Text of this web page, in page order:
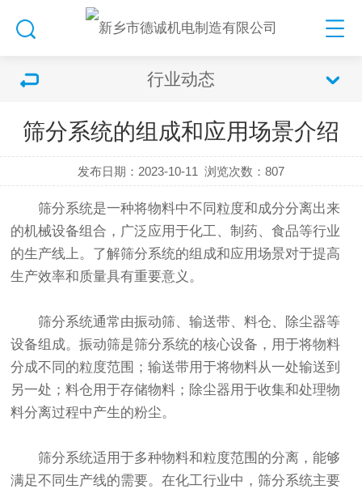
行业动态
筛分系统的组成和应用场景介绍
发布日期：2023-10-11 浏览次数：807
筛分系统是一种将物料中不同粒度和成分分离出来
的机械设备组合，广泛应用于化工、制药、食品等行业
的生产线上。了解筛分系统的组成和应用场景对于提高
生产效率和质量具有重要意义。
筛分系统通常由振动筛、输送带、料仓、除尘器等
设备组成。振动筛是筛分系统的核心设备，用于将物料
分成不同的粒度范围；输送带用于将物料从一处输送到
另一处；料仓用于存储物料；除尘器用于收集和处理物
料分离过程中产生的粉尘。
筛分系统适用于多种物料和粒度范围的分离，能够
满足不同生产线的需要。在化工行业中，筛分系统主要